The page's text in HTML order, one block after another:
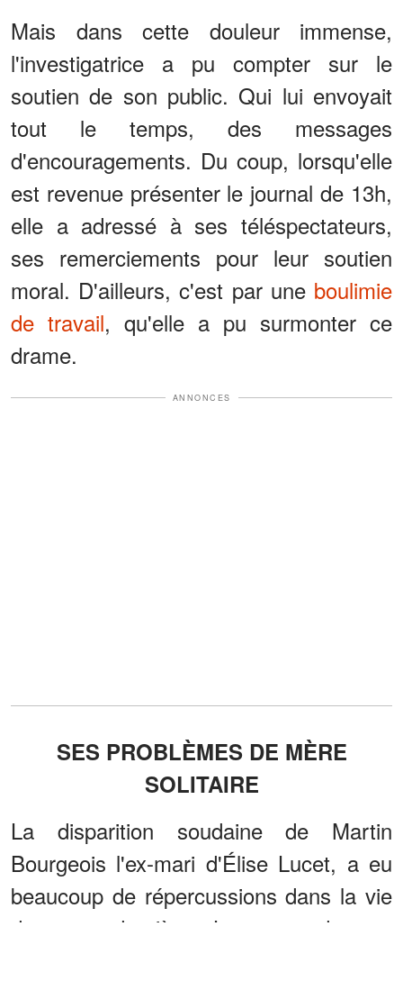
Mais dans cette douleur immense,
l'investigatrice a pu compter sur le
soutien de son public. Qui lui envoyait
tout le temps, des messages
d'encouragements. Du coup, lorsqu'elle
est revenue présenter le journal de 13h,
elle a adressé à ses téléspectateurs,
ses remerciements pour leur soutien
moral. D'ailleurs, c'est par une boulimie
de travail, qu'elle a pu surmonter ce
drame.
ANNONCES
SES PROBLÈMES DE MÈRE
SOLITAIRE
La disparition soudaine de Martin
Bourgeois l'ex-mari d'Élise Lucet, a eu
beaucoup de répercussions dans la vie
de cette dernière. La perte de son